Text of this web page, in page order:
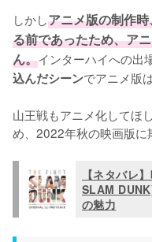
しかしアニメ版の制作
る前であったため、ア
ん。インターハイへの出
込んだシーンでアニメ版
山王戦もアニメ化してほ
め、2022年秋の映画版に
【ネタバレ
SLAM
の魅力